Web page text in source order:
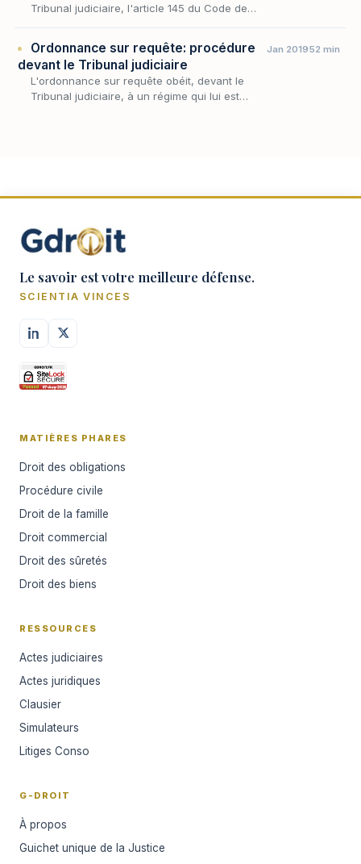
Tribunal judiciaire, l'article 145 du Code de
Ordonnance sur requête: procédure
devant le Tribunal judiciaire
L'ordonnance sur requête obéit, devant le
Tribunal judiciaire, à un régime qui lui est
Jan 201952 min
Le savoir est votre meilleure défense.
SCIENTIA VINCES
MATIÈRES PHARES
Droit des obligations
Procédure civile
Droit de la famille
Droit commercial
Droit des sûretés
Droit des biens
RESSOURCES
Actes judiciaires
Actes juridiques
Clausier
Simulateurs
Litiges Conso
G-DROIT
À propos
Guichet unique de la Justice